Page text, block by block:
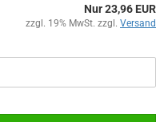
Nur 23,96 EUR
zzgl. 19% MwSt. zzgl. Versand